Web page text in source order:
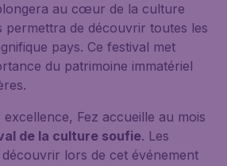
au cœur de la culture
permettra de découvrir toutes les
pays. Ce festival met
du patrimoine immatériel
Fez accueille au mois
de la culture soufie. Les
lors de cet événement